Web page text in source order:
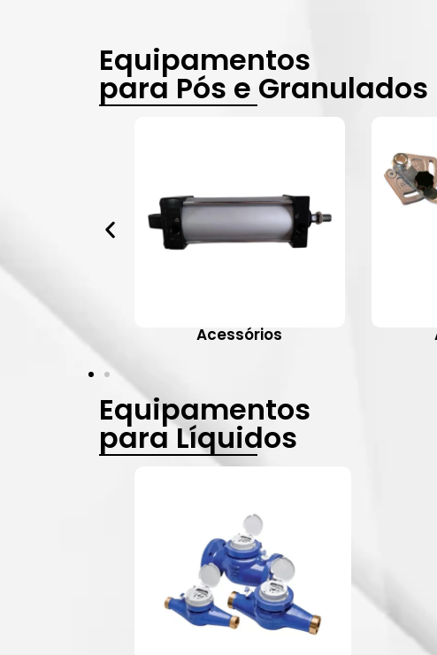
Equipamentos
para Pós e Granulados
Acessórios
Equipamentos
para Líquidos